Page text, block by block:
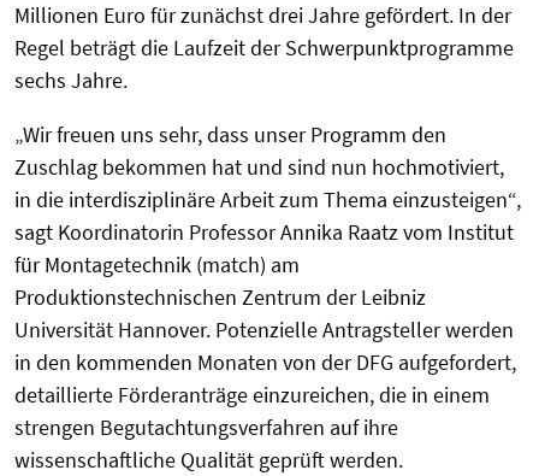
Millionen Euro für zunächst drei Jahre gefördert. In der
Regel beträgt die Laufzeit der Schwerpunktprogramme
sechs Jahre.
„Wir freuen uns sehr, dass unser Programm den
Zuschlag bekommen hat und sind nun hochmotiviert,
in die interdisziplinäre Arbeit zum Thema einzusteigen“,
sagt Koordinatorin Professor Annika Raatz vom Institut
für Montagetechnik (match) am
Produktionstechnischen Zentrum der Leibniz
Universität Hannover. Potenzielle Antragsteller werden
in den kommenden Monaten von der DFG aufgefordert,
detaillierte Förderanträge einzureichen, die in einem
strengen Begutachtungsverfahren auf ihre
wissenschaftliche Qualität geprüft werden.